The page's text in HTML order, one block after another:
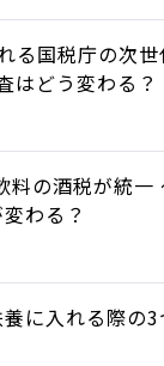
る国税庁の次
はどう変わる？
料の酒税が統一
わる？
に入れる際の